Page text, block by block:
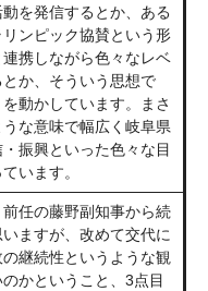
を発信するとか、ある
ンピック協賛という形
携しながら色々なレベ
か、そういう思想で
動かしています。まさ
な意味で幅広く岐阜県
振興といった色々な目
います。
任の藤野副知事から続
ますが、改めて交代に
継続性というような観
かということ、3点目